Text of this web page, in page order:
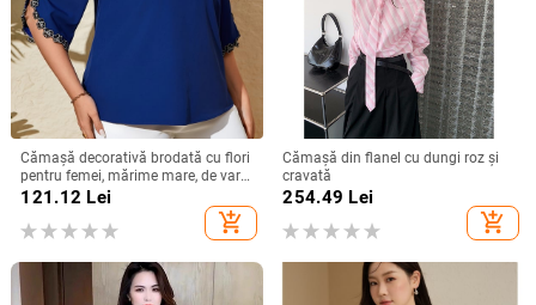
Cămașă decorativă brodată cu flori
pentru femei, mărime mare, de vară
2025
121.12 Lei
add_shopping_cart
Cămașă din flanel cu dungi roz și
cravată
254.49 Lei
add_shopping_cart